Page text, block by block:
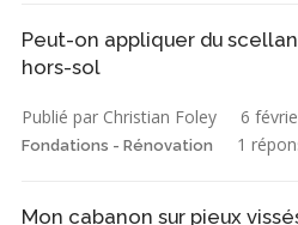
Peut-on appliquer du
hors-sol
Publié par Christian Foley 6
Fondations - Rénovation 1
Mon cabanon sur pieux